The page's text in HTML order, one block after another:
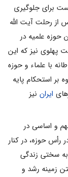
براى جلوگیرى
از رحلت آیت الله
علمیه در
پهلوى نیز که این
با علماء و حوزه
بر استحکام پایه
ایران نیز
و اساسى در
رأس حوزه، در کنار
سختى زندگى
زمینه رشد و